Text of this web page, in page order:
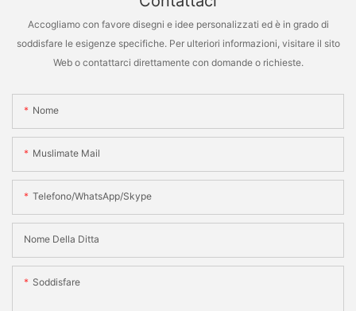
Accogliamo con favore disegni e idee personalizzati ed è in grado di
soddisfare le esigenze specifiche. Per ulteriori informazioni, visitare il sito
Web o contattarci direttamente con domande o richieste.
Nome
Muslimate Mail
Telefono/WhatsApp/Skype
Nome Della Ditta
Soddisfare